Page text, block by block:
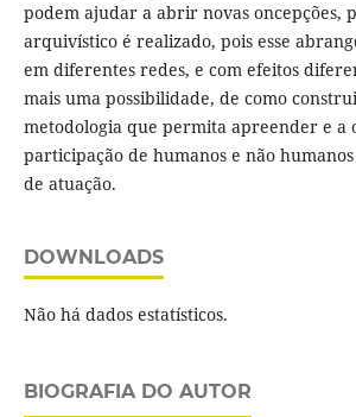
podem ajudar a abrir novas oncepções,
arquivístico é realizado, pois esse
em diferentes redes, e com efeitos
mais uma possibilidade, de como
metodologia que permita apreender e a
participação de humanos e não
de atuação.
DOWNLOADS
Não há dados estatísticos.
BIOGRAFIA DO AUTOR